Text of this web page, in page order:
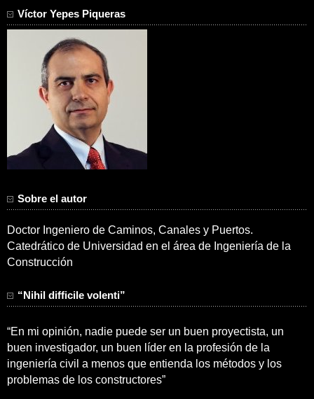
Víctor Yepes Piqueras
Sobre el autor
Doctor Ingeniero de Caminos, Canales y Puertos.
Catedrático de Universidad en el área de Ingeniería de la
Construcción
“Nihil difficile volenti”
“En mi opinión, nadie puede ser un buen proyectista, un
buen investigador, un buen líder en la profesión de la
ingeniería civil a menos que entienda los métodos y los
problemas de los constructores”